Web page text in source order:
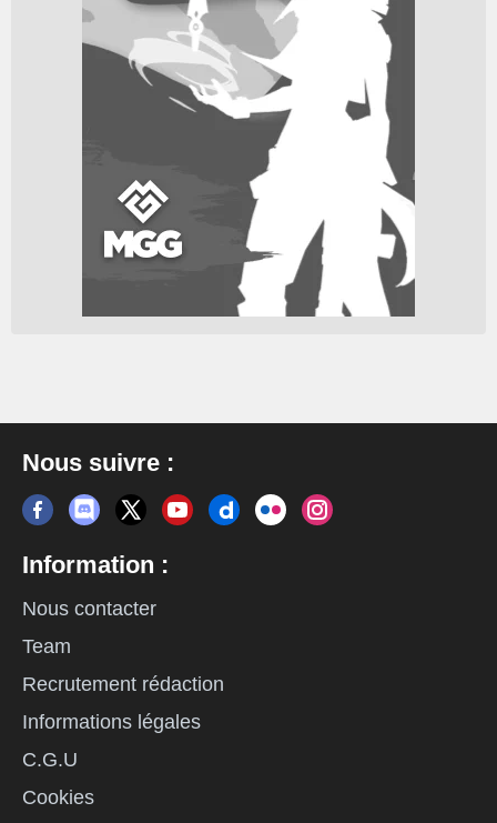
Nous suivre :
Information :
Nous contacter
Team
Recrutement rédaction
Informations légales
C.G.U
Cookies